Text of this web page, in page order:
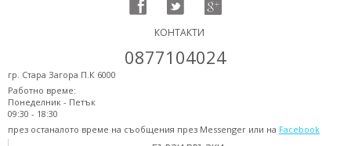
КОНТАКТИ
0877104024
гр. Стара Загора П.К 6000
Работно време:
Понеделник - Петък
09:30 - 18:30
през останалото време на съобщения през Messenger или на Facebook